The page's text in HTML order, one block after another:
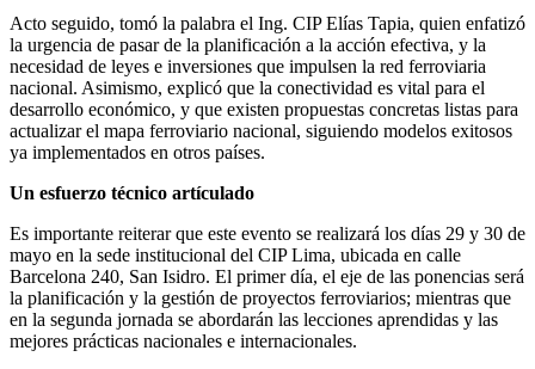
Acto seguido, tomó la palabra el Ing. CIP Elías Tapia, quien enfatizó
la urgencia de pasar de la planificación a la acción efectiva, y la
necesidad de leyes e inversiones que impulsen la red ferroviaria
nacional. Asimismo, explicó que la conectividad es vital para el
desarrollo económico, y que existen propuestas concretas listas para
actualizar el mapa ferroviario nacional, siguiendo modelos exitosos
ya implementados en otros países.
Un esfuerzo técnico artículado
Es importante reiterar que este evento se realizará los días 29 y 30 de
mayo en la sede institucional del CIP Lima, ubicada en calle
Barcelona 240, San Isidro. El primer día, el eje de las ponencias será
la planificación y la gestión de proyectos ferroviarios; mientras que
en la segunda jornada se abordarán las lecciones aprendidas y las
mejores prácticas nacionales e internacionales.